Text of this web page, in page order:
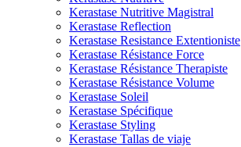
Kerastase Nutritive Magistral
Kerastase Reflection
Kerastase Resistance Extentioniste
Kerastase Résistance Force
Kerastase Résistance Therapiste
Kerastase Résistance Volume
Kerastase Soleil
Kerastase Spécifique
Kerastase Styling
Kerastase Tallas de viaje